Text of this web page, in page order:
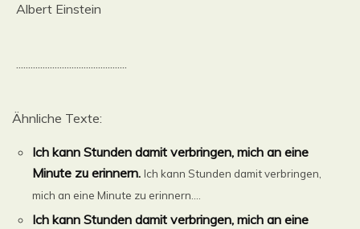
Albert Einstein
..............................................
Ähnliche Texte:
Ich kann Stunden damit verbringen, mich an eine
Minute zu erinnern. Ich kann Stunden damit verbringen,
mich an eine Minute zu erinnern....
Ich kann Stunden damit verbringen, mich an eine